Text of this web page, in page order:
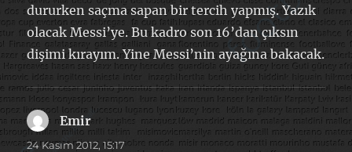
dururken saçma sapan bir tercih yapmış. Yazık
olacak Messi’ye. Bu kadro son 16’dan çıksın
dişimi kırayım. Yine Messi’nin ayağına bakacak.
Emirdedi
ki:
24 Kasım 2012, 15:17